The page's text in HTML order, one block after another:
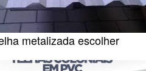
metalizada escolher